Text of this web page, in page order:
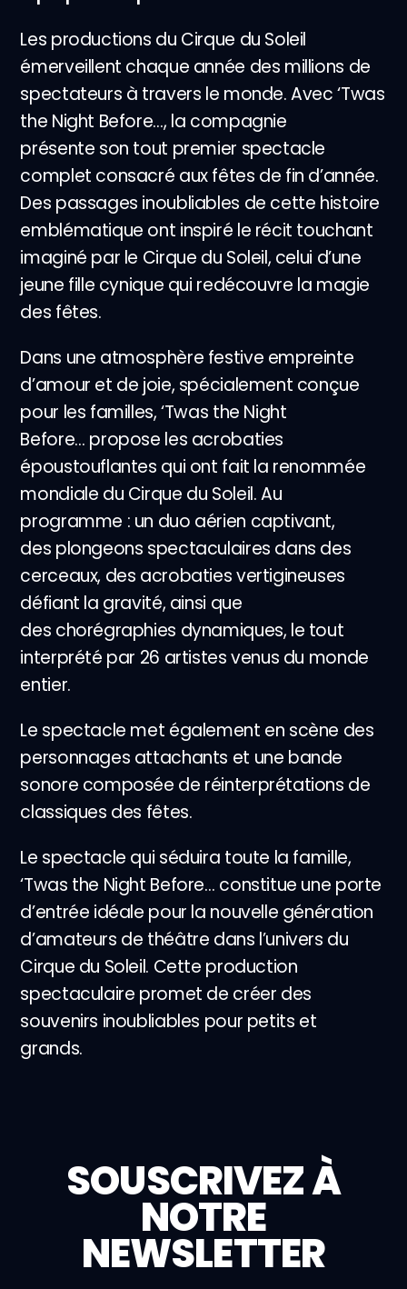
Les productions du Cirque du Soleil
émerveillent chaque année des millions de
spectateurs à travers le monde. Avec ‘Twas
the Night Before…, la compagnie
présente son tout premier spectacle
complet consacré aux fêtes de fin d’année.
Des passages inoubliables de cette histoire
emblématique ont inspiré le récit touchant
imaginé par le Cirque du Soleil, celui d’une
jeune fille cynique qui redécouvre la magie
des fêtes.
Dans une atmosphère festive empreinte
d’amour et de joie, spécialement conçue
pour les familles, ‘Twas the Night
Before… propose les acrobaties
époustouflantes qui ont fait la renommée
mondiale du Cirque du Soleil. Au
programme : un duo aérien captivant,
des plongeons spectaculaires dans des
cerceaux, des acrobaties vertigineuses
défiant la gravité, ainsi que
des chorégraphies dynamiques, le tout
interprété par 26 artistes venus du monde
entier.
Le spectacle met également en scène des
personnages attachants et une bande
sonore composée de réinterprétations de
classiques des fêtes.
Le spectacle qui séduira toute la famille,
‘Twas the Night Before… constitue une porte
d’entrée idéale pour la nouvelle génération
d’amateurs de théâtre dans l’univers du
Cirque du Soleil. Cette production
spectaculaire promet de créer des
souvenirs inoubliables pour petits et
grands.
SOUSCRIVEZ À
NOTRE
NEWSLETTER